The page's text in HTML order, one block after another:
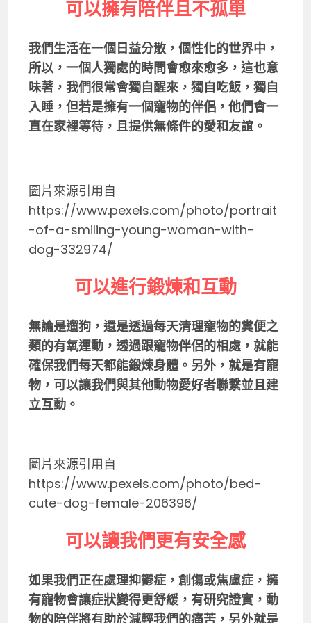
可以擁有陪伴且不孤單
我們生活在一個日益分散，個性化的世界中，
所以，一個人獨處的時間會愈來愈多，這也意
味著，我們很常會獨自醒來，獨自吃飯，獨自
入睡，但若是擁有一個寵物的伴侶，他們會一
直在家裡等待，且提供無條件的愛和友誼。
圖片來源引用自
https://www.pexels.com/photo/portrait
-of-a-smiling-young-woman-with-
dog-332974/
可以進行鍛煉和互動
無論是遛狗，還是透過每天清理寵物的糞便之
類的有氧運動，透過跟寵物伴侶的相處，就能
確保我們每天都能鍛煉身體。另外，就是有寵
物，可以讓我們與其他動物愛好者聯繫並且建
立互動。
圖片來源引用自
https://www.pexels.com/photo/bed-
cute-dog-female-206396/
可以讓我們更有安全感
如果我們正在處理抑鬱症，創傷或焦慮症，擁
有寵物會讓症狀變得更舒緩，有研究證實，動
物的陪伴將有助於減輕我們的痛苦，另外就是